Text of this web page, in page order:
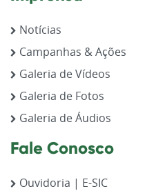
Notícias
Campanhas & Ações
Galeria de Vídeos
Galeria de Fotos
Galeria de Áudios
Fale Conosco
Ouvidoria | E-SIC